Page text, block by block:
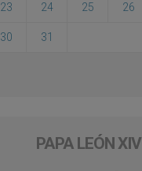
23 24 25 26
30 31
PAPA LEÓN XIV